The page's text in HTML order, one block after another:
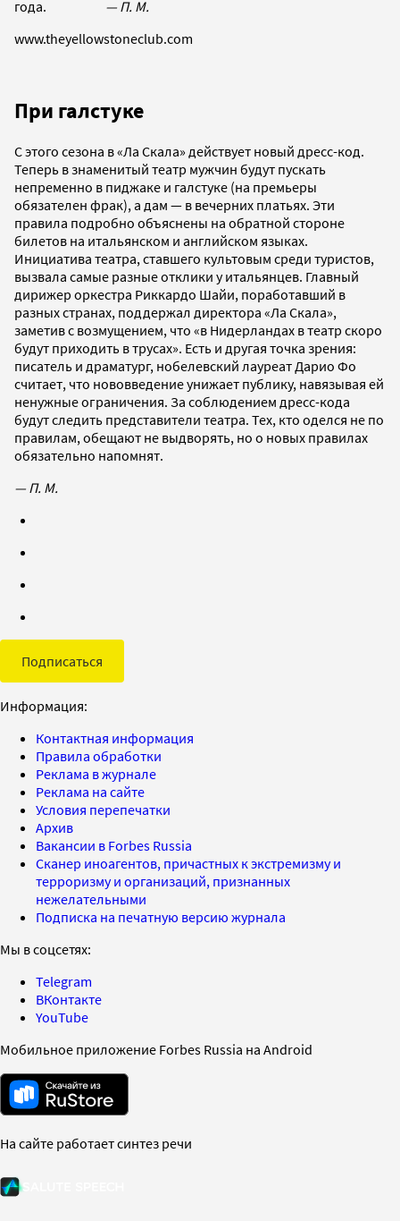
года. — П. М.
www.theyellowstoneclub.com
При галстуке
С этого сезона в «Ла Скала» действует новый дресс-код.
Теперь в знаменитый театр мужчин будут пускать
непременно в пиджаке и галстуке (на премьеры
обязателен фрак), а дам — в вечерних платьях. Эти
правила подробно объяснены на обратной стороне
билетов на итальянском и английском языках.
Инициатива театра, ставшего культовым среди туристов,
вызвала самые разные отклики у итальянцев. Главный
дирижер оркестра Риккардо Шайи, поработавший в
разных странах, поддержал директора «Ла Скала»,
заметив с возмущением, что «в Нидерландах в театр скоро
будут приходить в трусах». Есть и другая точка зрения:
писатель и драматург, нобелевский лауреат Дарио Фо
считает, что нововведение унижает публику, навязывая ей
ненужные ограничения. За соблюдением дресс-кода
будут следить представители театра. Тех, кто оделся не по
правилам, обещают не выдворять, но о новых правилах
обязательно напомнят.
— П. М.
Подписаться
Информация:
Контактная информация
Правила обработки
Реклама в журнале
Реклама на сайте
Условия перепечатки
Архив
Вакансии в Forbes Russia
Сканер иноагентов, причастных к экстремизму и
терроризму и организаций, признанных
нежелательными
Подписка на печатную версию журнала
Мы в соцсетях:
Telegram
ВКонтакте
YouTube
Мобильное приложение Forbes Russia на Android
На сайте работает синтез речи